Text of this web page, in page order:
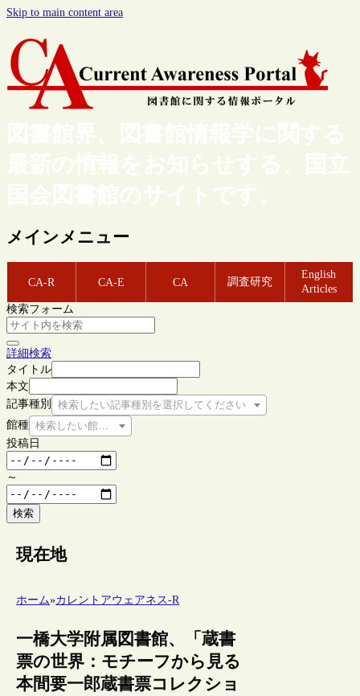
Skip to main content area
図書館界、図書館情報学に関する
最新の情報をお知らせする、国立
国会図書館のサイトです。
メインメニュー
CA-R CA-E CA 調査研究
English
Articles
検索フォーム
詳細検索
タイトル
本文
記事種別
検索したい記事種別を選択してください
館種 検索したい館種を選択してください
投稿日
～
検索
現在地
ホーム»カレントアウェアネス-R
一橋大学附属図書館、「蔵書
票の世界：モチーフから見る
本間要一郎蔵書票コレクショ